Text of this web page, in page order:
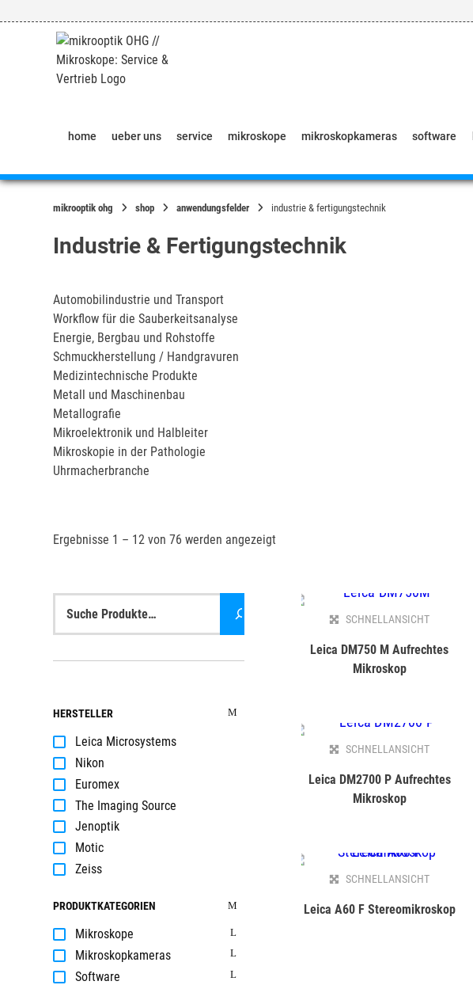
zum
home ueber uns service mikroskope mikroskopkameras software
mikrooptik ohg shop anwendungsfelder industrie & fertigungstechnik
Industrie & Fertigungstechnik
Automobilindustrie und Transport
Workflow für die Sauberkeitsanalyse
Energie, Bergbau und Rohstoffe
Schmuckherstellung / Handgravuren
Medizintechnische Produkte
Metall und Maschinenbau
Metallografie
Mikroelektronik und Halbleiter
Mikroskopie in der Pathologie
Uhrmacherbranche
Ergebnisse 1 – 12 von 76 werden angezeigt
SCHNELLANSICHT
Leica DM750 M Aufrechtes
Mikroskop
SCHNELLANSICHT
Leica DM2700 P Aufrechtes
Mikroskop
SCHNELLANSICHT
Leica A60 F Stereomikroskop
HERSTELLER
Leica Microsystems
Nikon
Euromex
The Imaging Source
Jenoptik
Motic
Zeiss
PRODUKTKATEGORIEN
Mikroskope
Mikroskopkameras
Software